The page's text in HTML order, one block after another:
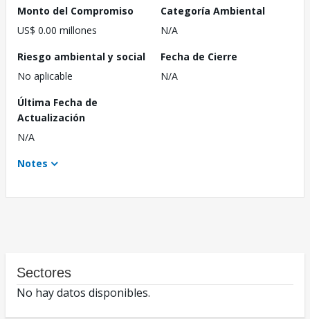
Monto del Compromiso
US$ 0.00 millones
Categoría Ambiental
N/A
Riesgo ambiental y social
No aplicable
Fecha de Cierre
N/A
Última Fecha de
Actualización
N/A
Notes
Sectores
No hay datos disponibles.